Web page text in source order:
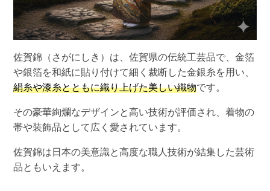
佐賀錦（さがにしき）は、佐賀県の伝統工芸品で、金箔
や銀箔を和紙に貼り付けて細く裁断した金銀糸を用い、
絹糸や漆糸とともに織り上げた美しい織物です。
その豪華絢爛なデザインと高い技術が評価され、着物の
帯や装飾品として広く愛されています。
佐賀錦は日本の美意識と高度な職人技術が結集した芸術
品ともいえます。